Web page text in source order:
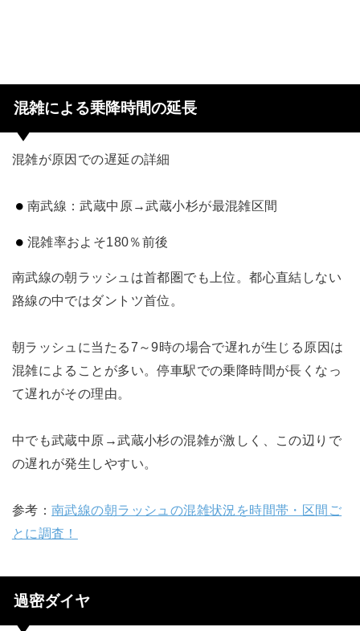
混雑による乗降時間の延長
混雑が原因での遅延の詳細
南武線：武蔵中原→武蔵小杉が最混雑区間
混雑率およそ180％前後
南武線の朝ラッシュは首都圏でも上位。都心直結しない
路線の中ではダントツ首位。
朝ラッシュに当たる7～9時の場合で遅れが生じる原因は
混雑によることが多い。停車駅での乗降時間が長くなっ
て遅れがその理由。
中でも武蔵中原→武蔵小杉の混雑が激しく、この辺りで
の遅れが発生しやすい。
参考：南武線の朝ラッシュの混雑状況を時間帯・区間ご
とに調査！
過密ダイヤ